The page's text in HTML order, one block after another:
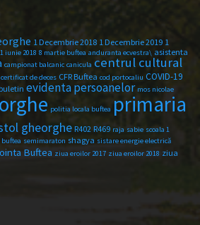
1 Decembrie 2018 1 Decembrie 2019 1
1 iunie 2018 8 martie buftea anduranta ecvestra\ asistenta
campionat balcanic canicula centrul cultural
certificat de deces CFR Buftea cod portocaliu COVID-19
evidenta persoanelor mos nicolae
politia locala buftea primaria
gheorghe R402 R469 raja sabie scoala 1
semimaraton shagya sistare energie electrică
Buftea ziua eroilor 2017 ziua eroilor 2018 ziua